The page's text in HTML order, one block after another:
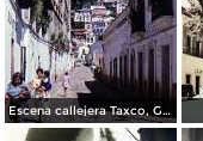
Escena callejera Taxco, Guerrero 1967.